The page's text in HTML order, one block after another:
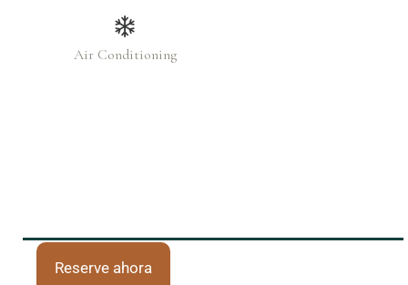
Air Conditioning
Reserve ahora